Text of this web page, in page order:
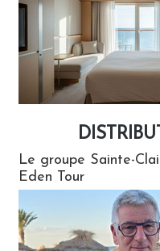
Le groupe Sainte-
Eden Tour